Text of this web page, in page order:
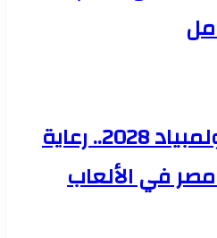
خطوة جديدة نحو أولمبياد 2028.. رعاية
مصر في الألعاب